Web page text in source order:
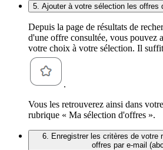
5. Ajouter à votre sélection les offres
Depuis la page de résultats de
d'une offre consultée, vous pouvez
votre choix à votre sélection. Il
.
Vous les retrouverez ainsi dans
rubrique « Ma sélection d'offres ».
6. Enregistrer les critères de votre
offres par e-mail